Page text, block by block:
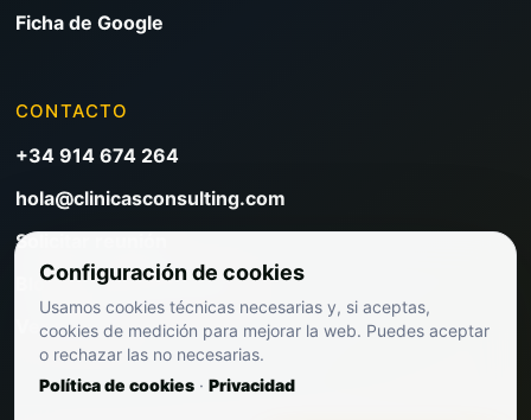
Ficha de Google
CONTACTO
+34 914 674 264
hola@clinicasconsulting.com
Solicitar reunión
Blog de marketing clínico
Ver precios
Configuración de cookies
Usamos cookies técnicas necesarias y, si aceptas,
cookies de medición para mejorar la web. Puedes aceptar
o rechazar las no necesarias.
Política de cookies · Privacidad